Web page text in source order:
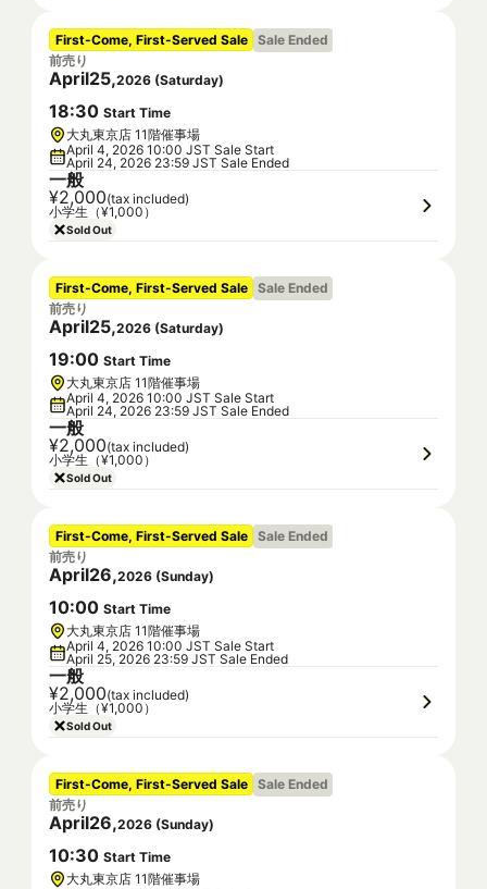
First-Come, First-Served Sale Sale Ended
前売り
April25,2026 (Saturday)
18:30 Start Time
大丸東京店 11階催事場
April 4, 2026 10:00 JST Sale Start
April 24, 2026 23:59 JST Sale Ended
一般
¥2,000(tax included)
小学生（¥1,000）
Sold Out
First-Come, First-Served Sale Sale Ended
前売り
April25,2026 (Saturday)
19:00 Start Time
大丸東京店 11階催事場
April 4, 2026 10:00 JST Sale Start
April 24, 2026 23:59 JST Sale Ended
一般
¥2,000(tax included)
小学生（¥1,000）
Sold Out
First-Come, First-Served Sale Sale Ended
前売り
April26,2026 (Sunday)
10:00 Start Time
大丸東京店 11階催事場
April 4, 2026 10:00 JST Sale Start
April 25, 2026 23:59 JST Sale Ended
一般
¥2,000(tax included)
小学生（¥1,000）
Sold Out
First-Come, First-Served Sale Sale Ended
前売り
April26,2026 (Sunday)
10:30 Start Time
大丸東京店 11階催事場